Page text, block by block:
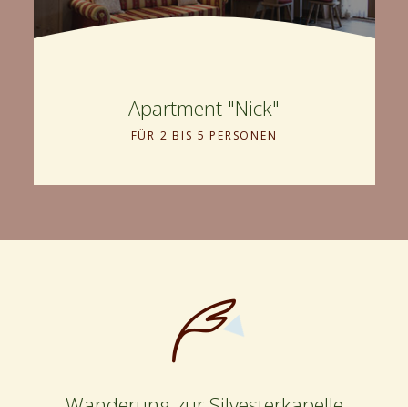
Apartment "Nick"
FÜR 2 BIS 5 PERSONEN